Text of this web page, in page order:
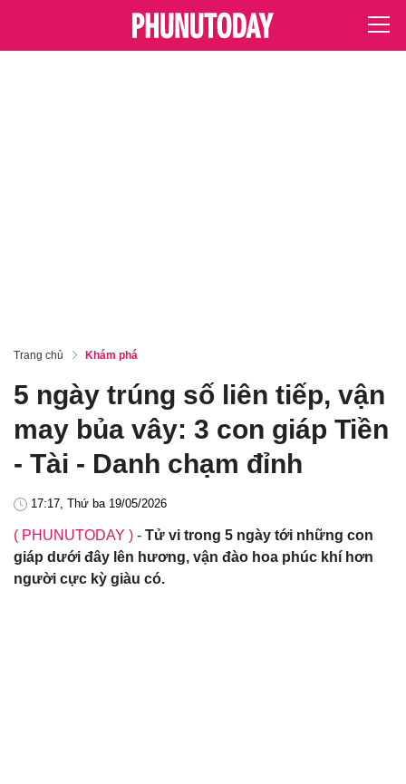
Trang chủ Khám phá
5 ngày trúng số liên tiếp, vận
may bủa vây: 3 con giáp Tiền
- Tài - Danh chạm đỉnh
17:17, Thứ ba 19/05/2026
( PHUNUTODAY ) - Tử vi trong 5 ngày tới những con
giáp dưới đây lên hương, vận đào hoa phúc khí hơn
người cực kỳ giàu có.